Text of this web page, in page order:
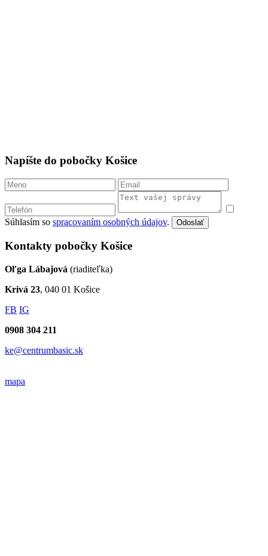
Napíšte do pobočky Košice
Súhlasím so spracovaním osobných údajov. Odoslať
Kontakty pobočky Košice
Oľga Lábajová (riaditeľka)
Krivá 23, 040 01 Košice
FB IG
0908 304 211
ke@centrumbasic.sk
mapa